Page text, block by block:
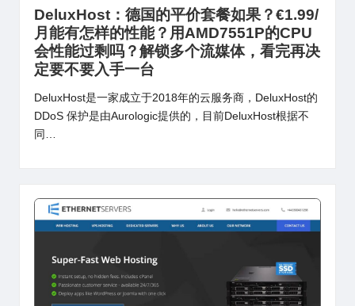
DeluxHost：德国的平价套餐如果？€1.99/
月能有怎样的性能？用AMD7551P的CPU
会性能过剩吗？解锁多个流媒体，看完再决
定要不要入手一台
DeluxHost是一家成立于2018年的云服务商，DeluxHost的
DDoS 保护是由Aurologic提供的，目前DeluxHost根据不
同…